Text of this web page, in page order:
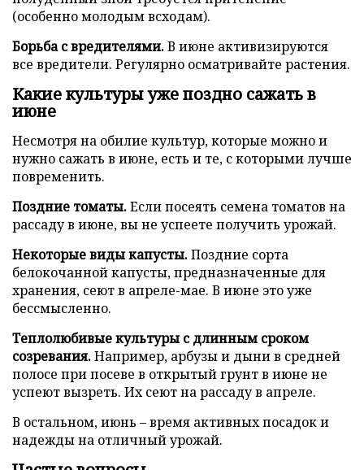
(особенно молодым всходам).
Борьба с вредителями.В июне активизируются
все вредители. Регулярно осматривайте растения.
Какие культуры уже поздно сажать в
июне
Несмотря на обилие культур, которые можно и
нужно сажать в июне, есть и те, с которыми лучше
повременить.
Поздние томаты.Если посеять семена томатов на
рассаду в июне, вы не успеете получить урожай.
Некоторые виды капусты.Поздние сорта
белокочанной капусты, предназначенные для
хранения, сеют в апреле-мае. В июне это уже
бессмысленно.
Теплолюбивые культуры с длинным сроком
созревания.Например, арбузы и дыни в средней
полосе при посеве в открытый грунт в июне не
успеют вызреть. Их сеют на рассаду в апреле.
В остальном, июнь – время активных посадок и
надежды на отличный урожай.